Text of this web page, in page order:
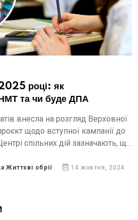
році: як
та чи буде ДПА
внесла на розгляд Верховної
щодо вступної кампанії до
спільних дій зазначають, що
Життєві обрії 14 жовтня, 2024